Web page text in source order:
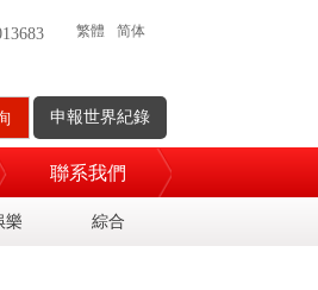
樂 綜合
聯系我們
申報世界紀錄
繁體 简体